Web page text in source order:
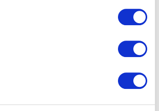
Anschlussmaterial
Bela Aqua OBLIGE